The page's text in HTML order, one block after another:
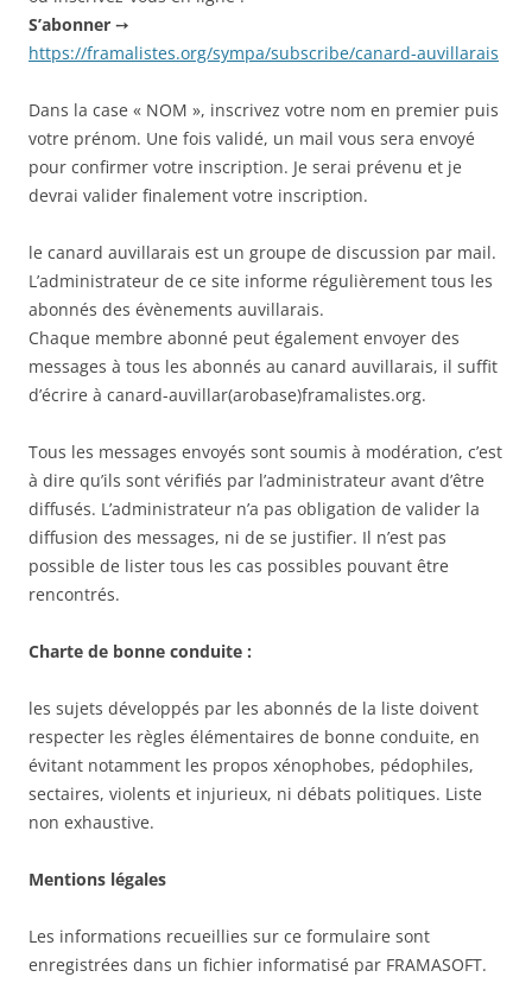
S’abonner ➙
https://framalistes.org/sympa/subscribe/canard-auvillarais
Dans la case « NOM », inscrivez votre nom en premier puis
votre prénom. Une fois validé, un mail vous sera envoyé
pour confirmer votre inscription. Je serai prévenu et je
devrai valider finalement votre inscription.
le canard auvillarais est un groupe de discussion par mail.
L’administrateur de ce site informe régulièrement tous les
abonnés des évènements auvillarais.
Chaque membre abonné peut également envoyer des
messages à tous les abonnés au canard auvillarais, il suffit
d’écrire à canard-auvillar(arobase)framalistes.org.
Tous les messages envoyés sont soumis à modération, c’est
à dire qu’ils sont vérifiés par l’administrateur avant d’être
diffusés. L’administrateur n’a pas obligation de valider la
diffusion des messages, ni de se justifier. Il n’est pas
possible de lister tous les cas possibles pouvant être
rencontrés.
Charte de bonne conduite :
les sujets développés par les abonnés de la liste doivent
respecter les règles élémentaires de bonne conduite, en
évitant notamment les propos xénophobes, pédophiles,
sectaires, violents et injurieux, ni débats politiques. Liste
non exhaustive.
Mentions légales
Les informations recueillies sur ce formulaire sont
enregistrées dans un fichier informatisé par FRAMASOFT.